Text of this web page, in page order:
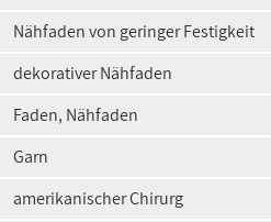
Nähfaden von geringer Festigkeit
dekorativer Nähfaden
Faden, Nähfaden
Garn
amerikanischer Chirurg